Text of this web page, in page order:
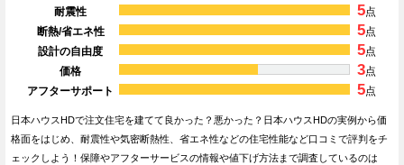
耐震性 5点
断熱/省エネ性
5点
設計の自由度
5点
価格
3点
アフターサポート
5点
日本ハウスHDで注文住宅を建てて良かった？悪かった？日本ハウスHDの実例から価
格面をはじめ、耐震性や気密断熱性、省エネ性などの住宅性能など口コミで評判をチ
ェックしよう！保障やアフターサービスの情報や値下げ方法まで調査しているのは